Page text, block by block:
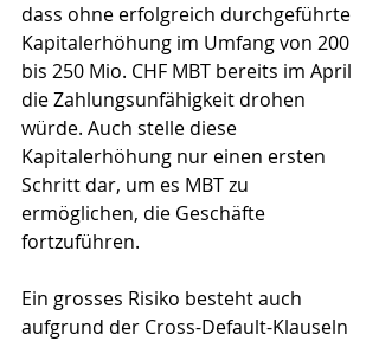
dass ohne erfolgreich durchgeführte
Kapitalerhöhung im Umfang von 200
bis 250 Mio. CHF MBT bereits im April
die Zahlungsunfähigkeit drohen
würde. Auch stelle diese
Kapitalerhöhung nur einen ersten
Schritt dar, um es MBT zu
ermöglichen, die Geschäfte
fortzuführen.
Ein grosses Risiko besteht auch
aufgrund der Cross-Default-Klauseln